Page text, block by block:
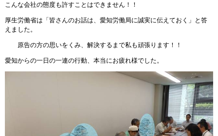
こんな会社の態度も許すことはできません！！
厚生労働省は「皆さんのお話は、愛知労働局に誠実に伝えておく」と答
えました。
原告の方の思いをくみ、解決するまで私も頑張ります！！
愛知からの一日の一連の行動、本当にお疲れ様でした。